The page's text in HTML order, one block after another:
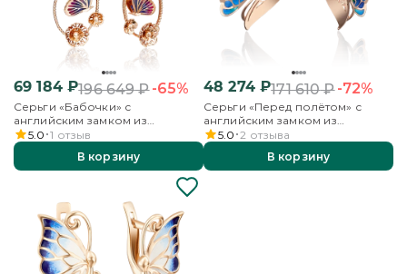
69 184₽196 649₽-65%
Серьги «Бабочки» с
английским замком из
красного золота с эмалью
5.0 1 отзыв
В корзину
48 274₽171 610₽-72%
Серьги «Перед полётом» с
английским замком из
красного золота с эмалью
5.0 2 отзыва
В корзину